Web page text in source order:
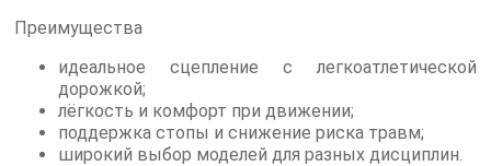
Преимущества
идеальное сцепление с легкоатлетической
дорожкой;
лёгкость и комфорт при движении;
поддержка стопы и снижение риска травм;
широкий выбор моделей для разных дисциплин.